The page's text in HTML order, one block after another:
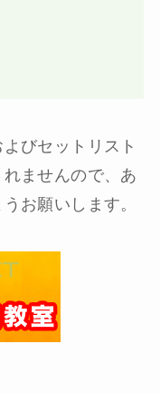
びセットリスト
ませんので、あ
お願いします。